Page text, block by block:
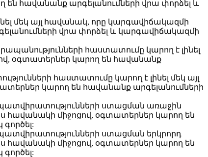
հավանանք արգելանումների վրա փորձել և
մեկ այլ հավանակ, որը կարգավիճակազմի
վրա փորձել և կարգավիճակազմի
հաստատումը կարող է լինել
օգտատերներ կարող են հավանանք
հաստատումը կարող է լինել մեկ այլ
կարող են հավանանք արգելանումների
ստացման առաջին
հավանակի միջոցով, օգտատերներ կարող են
ստացման երկրորդ
հավանակի միջոցով, օգտատերներ կարող են